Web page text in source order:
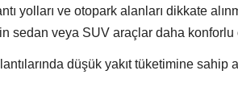
yolları ve otopark alanları dikkate
sedan veya SUV araçlar daha konforlu
düşük yakıt tüketimine sahip